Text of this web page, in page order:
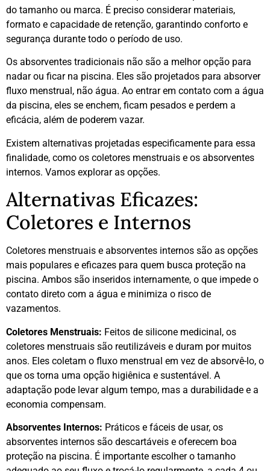
do tamanho ou marca. É preciso considerar materiais,
formato e capacidade de retenção, garantindo conforto e
segurança durante todo o período de uso.
Os absorventes tradicionais não são a melhor opção para
nadar ou ficar na piscina. Eles são projetados para absorver
fluxo menstrual, não água. Ao entrar em contato com a água
da piscina, eles se enchem, ficam pesados e perdem a
eficácia, além de poderem vazar.
Existem alternativas projetadas especificamente para essa
finalidade, como os coletores menstruais e os absorventes
internos. Vamos explorar as opções.
Alternativas Eficazes:
Coletores e Internos
Coletores menstruais e absorventes internos são as opções
mais populares e eficazes para quem busca proteção na
piscina. Ambos são inseridos internamente, o que impede o
contato direto com a água e minimiza o risco de
vazamentos.
Coletores Menstruais: Feitos de silicone medicinal, os
coletores menstruais são reutilizáveis e duram por muitos
anos. Eles coletam o fluxo menstrual em vez de absorvê-lo, o
que os torna uma opção higiênica e sustentável. A
adaptação pode levar algum tempo, mas a durabilidade e a
economia compensam.
Absorventes Internos: Práticos e fáceis de usar, os
absorventes internos são descartáveis e oferecem boa
proteção na piscina. É importante escolher o tamanho